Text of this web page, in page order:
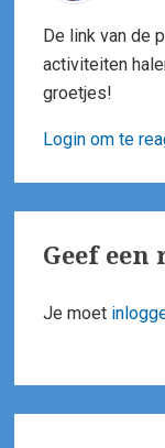
De link van de
activiteiten
groetjes!
Login om te
Geef een
Je moet